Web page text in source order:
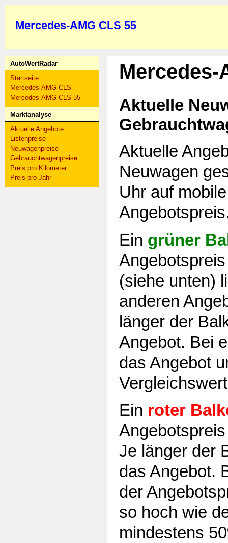
Mercedes-AMG CLS 55
AutoWertRadar
Startseite
Mercedes-AMG CLS
Mercedes-AMG CLS 55
Marktanalyse
Aktuelle Angebote
Listenpreise
Neuwagenpreise
Gebrauchtwagenpreise
Preis pro Kilometer
Preis pro Jahr
Mercedes-
Aktuelle
Aktuelle
Neuwagen
Uhr auf
Ein grüner
(siehe unten)
anderen
länger der
Angebot. Bei
das Angebot
Ein roter
Je länger der
das Angebot.
der
so hoch wie
mindestens